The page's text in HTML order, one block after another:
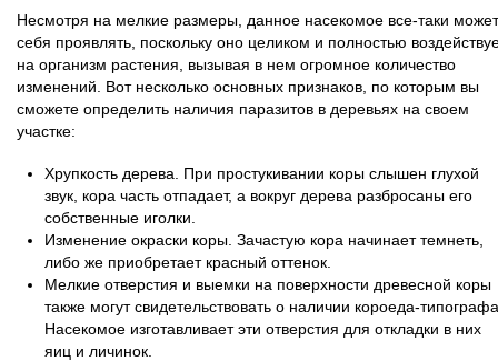
Несмотря на мелкие размеры, данное насекомое все-таки может
себя проявлять, поскольку оно целиком и полностью
на организм растения, вызывая в нем огромное количество
изменений. Вот несколько основных признаков, по которым вы
сможете определить наличия паразитов в деревьях на своем
участке:
Хрупкость дерева. При простукивании коры слышен глухой
звук, кора часть отпадает, а вокруг дерева разбросаны его
собственные иголки.
Изменение окраски коры. Зачастую кора начинает темнеть,
либо же приобретает красный оттенок.
Мелкие отверстия и выемки на поверхности древесной коры
также могут свидетельствовать о наличии короеда-
Насекомое изготавливает эти отверстия для откладки в них
яиц и личинок.